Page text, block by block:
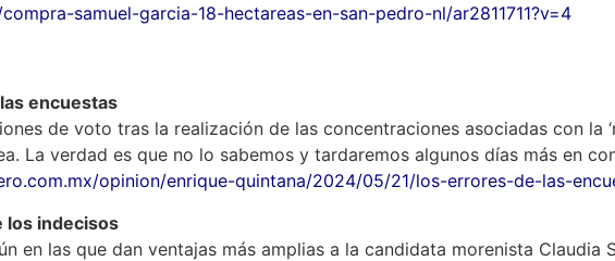
samuel-garcia-18-hectareas-en-san-pedro-nl/ar2811711?v=4
encuestas
de voto tras la realización de las concentraciones asociadas con
La verdad es que no lo sabemos y tardaremos algunos días más en
opinion/enrique-quintana/2024/05/21/los-errores-de-las-
los indecisos
en las que dan ventajas más amplias a la candidata morenista